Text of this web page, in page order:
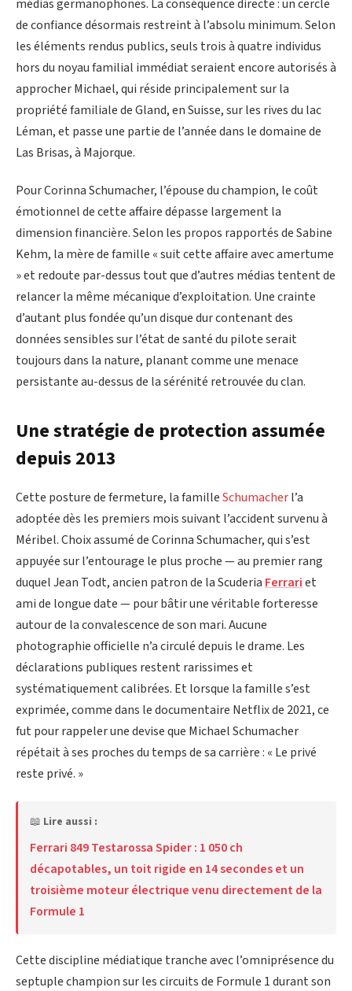
médias germanophones. La conséquence directe : un cercle
de confiance désormais restreint à l’absolu minimum. Selon
les éléments rendus publics, seuls trois à quatre individus
hors du noyau familial immédiat seraient encore autorisés à
approcher Michael, qui réside principalement sur la
propriété familiale de Gland, en Suisse, sur les rives du lac
Léman, et passe une partie de l’année dans le domaine de
Las Brisas, à Majorque.
Pour Corinna Schumacher, l’épouse du champion, le coût
émotionnel de cette affaire dépasse largement la
dimension financière. Selon les propos rapportés de Sabine
Kehm, la mère de famille « suit cette affaire avec amertume
» et redoute par-dessus tout que d’autres médias tentent de
relancer la même mécanique d’exploitation. Une crainte
d’autant plus fondée qu’un disque dur contenant des
données sensibles sur l’état de santé du pilote serait
toujours dans la nature, planant comme une menace
persistante au-dessus de la sérénité retrouvée du clan.
Une stratégie de protection assumée
depuis 2013
Cette posture de fermeture, la familleSchumacherl’a
adoptée dès les premiers mois suivant l’accident survenu à
Méribel. Choix assumé de Corinna Schumacher, qui s’est
appuyée sur l’entourage le plus proche — au premier rang
duquel Jean Todt, ancien patron de la Scuderia Ferrariet
ami de longue date — pour bâtir une véritable forteresse
autour de la convalescence de son mari. Aucune
photographie officielle n’a circulé depuis le drame. Les
déclarations publiques restent rarissimes et
systématiquement calibrées. Et lorsque la famille s’est
exprimée, comme dans le documentaire Netflix de 2021, ce
fut pour rappeler une devise que Michael Schumacher
répétait à ses proches du temps de sa carrière : « Le privé
reste privé. »
📖 Lire aussi :
Ferrari 849 Testarossa Spider : 1 050 ch
décapotables, un toit rigide en 14 secondes et un
troisième moteur électrique venu directement de la
Formule 1
Cette discipline médiatique tranche avec l’omniprésence du
septuple champion sur les circuits de Formule 1 durant son